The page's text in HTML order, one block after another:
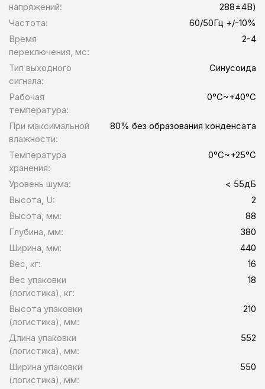
напряжений:
288±4В)
Частота:
60/50Гц +/-10%
Время
переключения, мс:
2-4
Тип выходного
сигнала:
Синусоида
Рабочая
температура:
0°C~+40°C
При максимальной
влажности:
80% без образования конденсата
Температура
хранения:
0°C~+25°C
Уровень шума:
< 55дБ
Высота, U:
2
Высота, мм:
88
Глубина, мм:
380
Ширина, мм:
440
Вес, кг:
16
Вес упаковки
(логистика), кг:
18
Высота упаковки
(логистика), мм:
210
Длина упаковки
(логистика), мм:
552
Ширина упаковки
(логистика), мм:
550